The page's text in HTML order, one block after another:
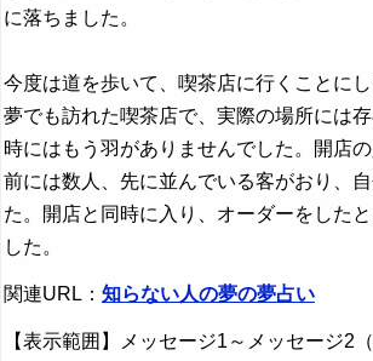
に落ちました。
今度は道を歩いて、喫茶店に行くことに
夢でも訪れた喫茶店で、実際の場所には
時にはもう羽がありませんでした。開店の
前には数人、先に並んでいる客がおり、
た。開店と同時に入り、オーダーをした
した。
関連URL： 知らない人の夢の夢占い
【表示範囲】メッセージ1～メッセージ2